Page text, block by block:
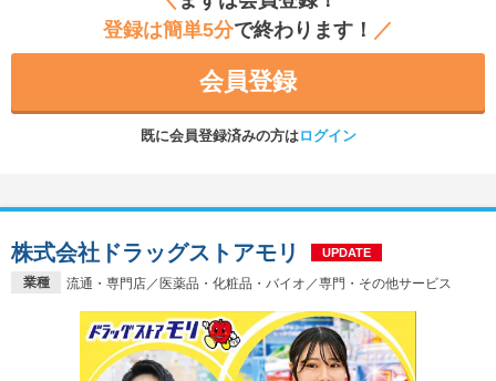
登録は簡単5分で終わります！ ／
会員登録
既に会員登録済みの方はログイン
業種 流通・専門店／医薬品・化粧品・バイオ／専門・その他サービス
株式会社ドラッグストアモリ UPDATE